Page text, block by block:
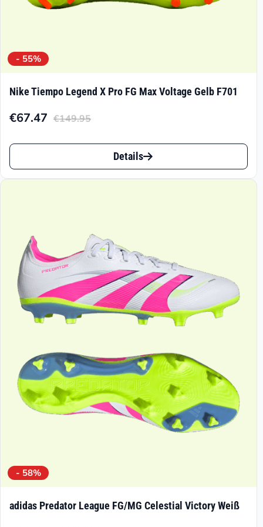
- 55%
Nike Tiempo Legend X Pro FG Max Voltage Gelb F701
€149.95
Ursprünglicher
Preis
€149.95
€67.47
Aktueller
Preis
€67.47.
Dieses
Produkt
auf.
Die
Optionen
können
Produktseite
gewählt
werden
Details
- 58%
adidas Predator League FG/MG Celestial Victory Weiß